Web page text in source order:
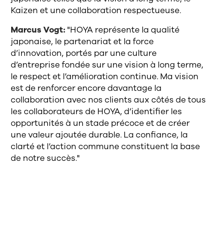
Kaizen et une collaboration respectueuse.
Marcus Vogt: "HOYA représente la qualité
japonaise, le partenariat et la force
d’innovation, portés par une culture
d’entreprise fondée sur une vision à long terme,
le respect et l’amélioration continue. Ma vision
est de renforcer encore davantage la
collaboration avec nos clients aux côtés de tous
les collaborateurs de HOYA, d’identifier les
opportunités à un stade précoce et de créer
une valeur ajoutée durable. La confiance, la
clarté et l’action commune constituent la base
de notre succès."